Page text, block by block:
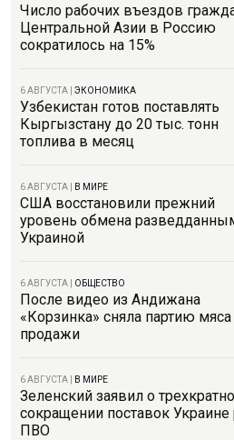
Число рабочих въездов
Центральной Азии в Россию
сократилось на 15%
6 АВГУСТА ЭКОНОМИКА
Узбекистан готов поставлять
Кыргызстану до 20 тыс. тонн
топлива в месяц
6 АВГУСТА В МИРЕ
США восстановили прежний
уровень обмена
Украиной
6 АВГУСТА ОБЩЕСТВО
После видео из Андижана
«Корзинка» сняла партию мяса
продажи
6 АВГУСТА В МИРЕ
Зеленский заявил о
сокращении поставок Украине
ПВО